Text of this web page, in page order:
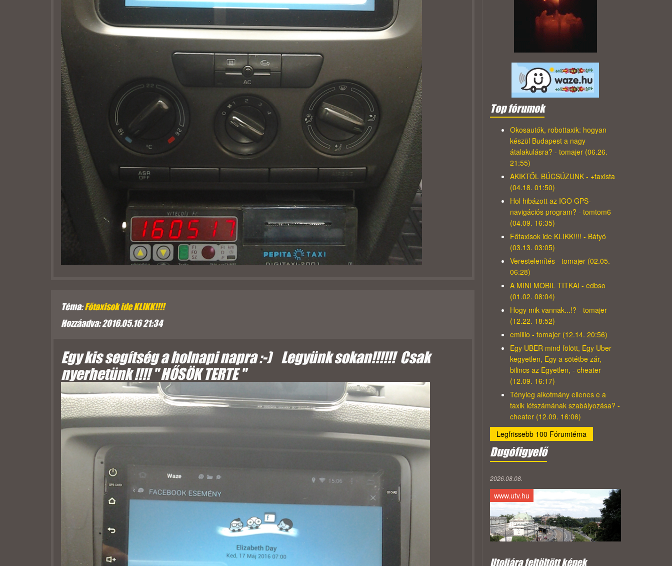
Téma:Főtaxisok ide KLIKK!!!!
Hozzáadva: 2016.05.16 21:34
Egy kis segítség a holnapi napra :-) Legyünk sokan!!!!!! Csak
nyerhetünk !!!! " HŐSÖK TERTE "
Top fórumok
Okosautók, robottaxik: hogyan
készül Budapest a nagy
átalakulásra? - tomajer (06.26.
21:55)
AKIKTŐL BÚCSÚZUNK - +taxista
(04.18. 01:50)
Hol hibázott az IGO GPS-
navigációs program? - tomtom6
(04.09. 16:35)
Főtaxisok ide KLIKK!!!! - Bátyó
(03.13. 03:05)
Verestelenítés - tomajer (02.05.
06:28)
A MINI MOBIL TITKAI - edbso
(01.02. 08:04)
Hogy mik vannak...!? - tomajer
(12.22. 18:52)
emillio - tomajer (12.14. 20:56)
Egy UBER mind fölött, Egy Uber
kegyetlen, Egy a sötétbe zár,
bilincs az Egyetlen, - cheater
(12.09. 16:17)
Tényleg alkotmány ellenes e a
taxik létszámának szabályozása? -
cheater (12.09. 16:06)
Legfrissebb 100 Fórumtéma
Dugófigyelő
2026.08.08.
www.utv.hu
Utoljára feltöltött képek